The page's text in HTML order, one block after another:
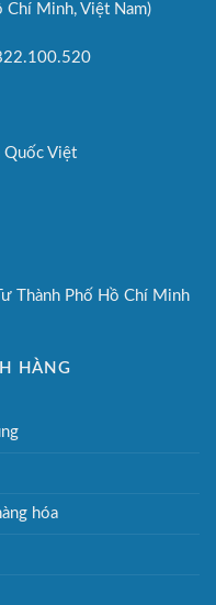
Chí Minh, Việt Nam)
Quốc Việt
Thành Phố Hồ Chí Minh
HÀNG
hóa